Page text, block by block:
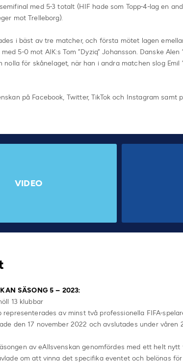
med 5-3 totalt (HIF hade som Topp-4-lag en
mot Trelleborg).
i bäst av tre matcher, och första mötet lagen
5-0 mot AIK:s Tom ”Dyziq” Johansson. Danske Alen
nolla för skånelaget, när han i andra matchen slog Emil
på Facebook, Twitter, TikTok och Instagram samt
VIDEO
SÄSONG 5 – 2023:
13 klubbar
representerades av minst två professionella FIFA-
den 17 november 2022 och avslutades under våren
av eAllsvenskan genomfördes med ett helt
om att vinna det specifika eventet och belönas